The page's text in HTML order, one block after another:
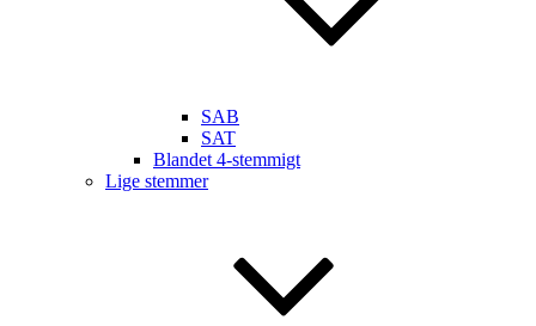
SAB
SAT
Blandet 4-stemmigt
Lige stemmer